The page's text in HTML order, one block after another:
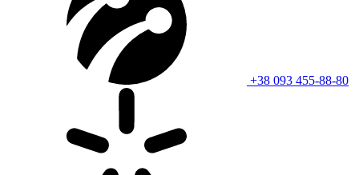
+38 093 455-88-80